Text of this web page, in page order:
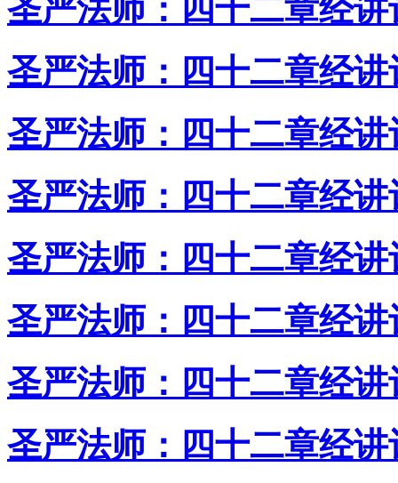
圣严法师：四十二章经
圣严法师：四十二章经
圣严法师：四十二章经
圣严法师：四十二章经
圣严法师：四十二章经
圣严法师：四十二章经
圣严法师：四十二章经
圣严法师：四十二章经